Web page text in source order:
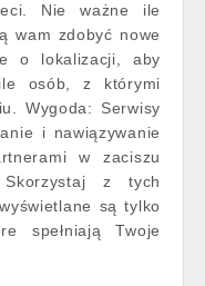
Nie ważne ile
wam zdobyć nowe
o lokalizacji, aby
osób, z którymi
Wygoda: Serwisy
i nawiązywanie
w zaciszu
z tych
są tylko
spełniają Twoje